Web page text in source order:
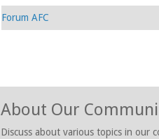
Forum AFC
About Our
Discuss about various topics in our